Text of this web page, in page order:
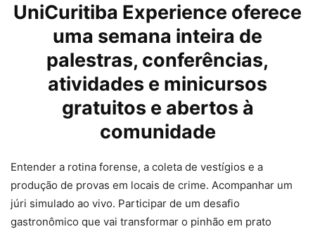
UniCuritiba Experience oferece
uma semana inteira de
palestras, conferências,
atividades e minicursos
gratuitos e abertos à
comunidade
Entender a rotina forense, a coleta de vestígios e a
produção de provas em locais de crime. Acompanhar um
júri simulado ao vivo. Participar de um desafio
gastronômico que vai transformar o pinhão em prato